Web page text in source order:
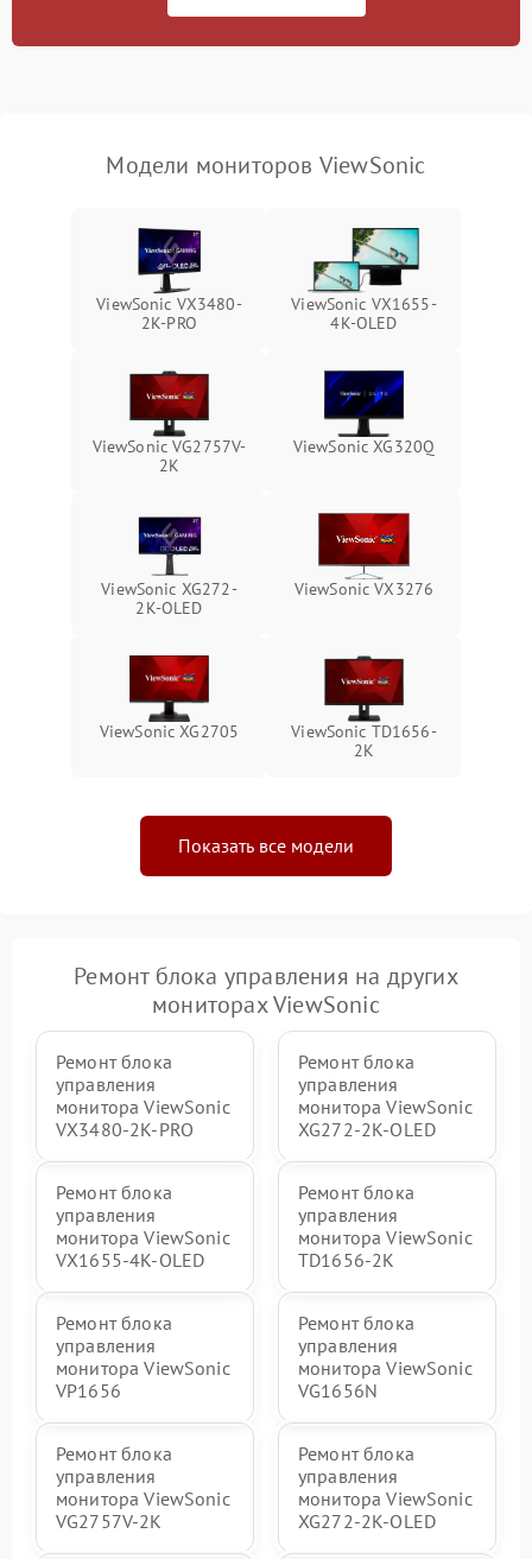
1000 ₽
Неисправность системы
перенапряжения
1000 ₽ Подробнее →
защиты от замыкания
Подробнее →
Повреждение системы
защиты от перегрузок
1000 ₽ Подробнее →
Неисправность системы
защиты от перегрева
Подробнее →
Поломка системы защиты
от перенапряжения
Поломка системы защиты
от замыкания
Подробнее →
Модели мониторов ViewSonic
ViewSonic VX3480-
2K-PRO
ViewSonic VX1655-
4K-OLED
ViewSonic VG2757V-
2K
ViewSonic XG320Q
ViewSonic XG272-
2K-OLED
ViewSonic VX3276
ViewSonic XG2705
ViewSonic TD1656-
2K
Показать все модели
Ремонт блока управления на других
мониторах ViewSonic
Ремонт блока
управления
монитора ViewSonic
VX3480-2K-PRO
Ремонт блока
управления
монитора ViewSonic
XG272-2K-OLED
Ремонт блока
управления
монитора ViewSonic
VX1655-4K-OLED
Ремонт блока
управления
монитора ViewSonic
TD1656-2K
Ремонт блока
управления
монитора ViewSonic
VP1656
Ремонт блока
управления
монитора ViewSonic
VG1656N
Ремонт блока
управления
монитора ViewSonic
VG2757V-2K
Ремонт блока
управления
монитора ViewSonic
XG272-2K-OLED